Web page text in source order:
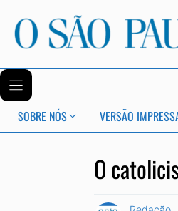
SOBRE NÓS VERSÃO
O